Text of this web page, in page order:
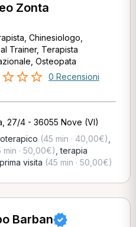
Zonta
Chinesiologo,
Trainer, Terapista
Osteopata
0 Recensioni
27/4 - 36055 Nove (VI)
(45 min · 40,00€)
min · 50,00€) ,terapia
prima visita (45 min · 50,00€)
Barban